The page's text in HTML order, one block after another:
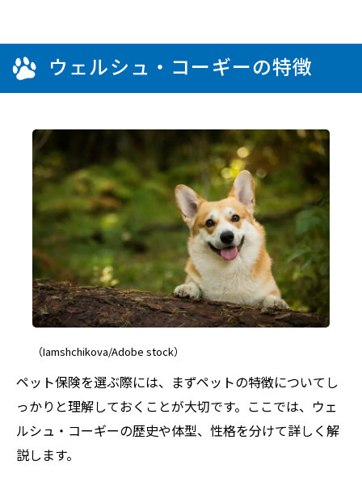
ウェルシュ・コーギーの特徴
（Iamshchikova/Adobe stock）
ペット保険を選ぶ際には、まずペットの特徴についてし
っかりと理解しておくことが大切です。ここでは、ウェ
ルシュ・コーギーの歴史や体型、性格を分けて詳しく解
説します。